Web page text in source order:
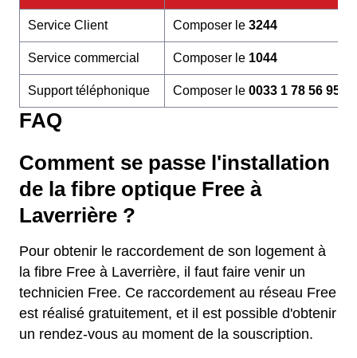
Service Client Composer le 3244
Service commercial Composer le 1044
Support téléphonique Composer le 0033 1 78 56 95 60
FAQ
Comment se passe l'installation
de la fibre optique Free à
Laverrière ?
Pour obtenir le raccordement de son logement à
la fibre Free à Laverrière, il faut faire venir un
technicien Free. Ce raccordement au réseau Free
est réalisé gratuitement, et il est possible d'obtenir
un rendez-vous au moment de la souscription.